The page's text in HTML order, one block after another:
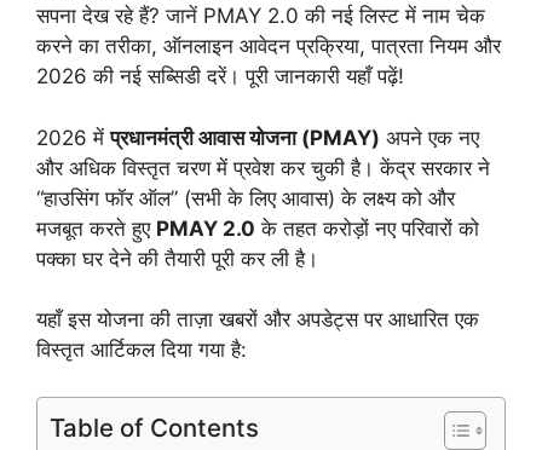
सपना देख रहे हैं? जानें PMAY 2.0 की नई लिस्ट में नाम चेक
करने का तरीका, ऑनलाइन आवेदन प्रक्रिया, पात्रता नियम और
2026 की नई सब्सिडी दरें। पूरी जानकारी यहाँ पढ़ें!
2026 मेंप्रधानमंत्री आवास योजना (PMAY) अपने एक नए
और अधिक विस्तृत चरण में प्रवेश कर चुकी है। केंद्र सरकार ने
“हाउसिंग फॉर ऑल” (सभी के लिए आवास) के लक्ष्य को और
मजबूत करते हुए PMAY 2.0 के तहत करोड़ों नए परिवारों को
पक्का घर देने की तैयारी पूरी कर ली है।
​यहाँ इस योजना की ताज़ा खबरों और अपडेट्स पर आधारित एक
विस्तृत आर्टिकल दिया गया है:
Table of Contents